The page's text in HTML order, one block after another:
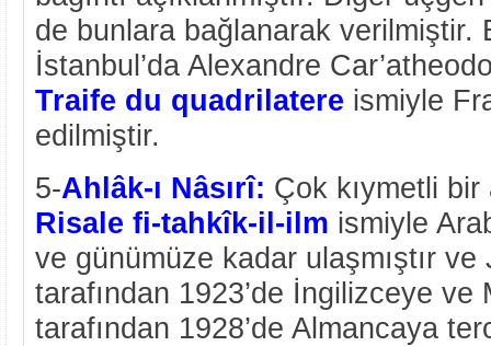
de bunlara bağlanarak verilmiştir.
İstanbul’da Alexandre
Traife du quadrilatere ismiyle
edilmiştir.
5-Ahlâk-ı Nâsırî: Çok kıymetli bir
Risale fi-tahkîk-il-ilm ismiyle
ve günümüze kadar ulaşmıştır
tarafından 1923’de İngilizceye ve
tarafından 1928’de Almancaya